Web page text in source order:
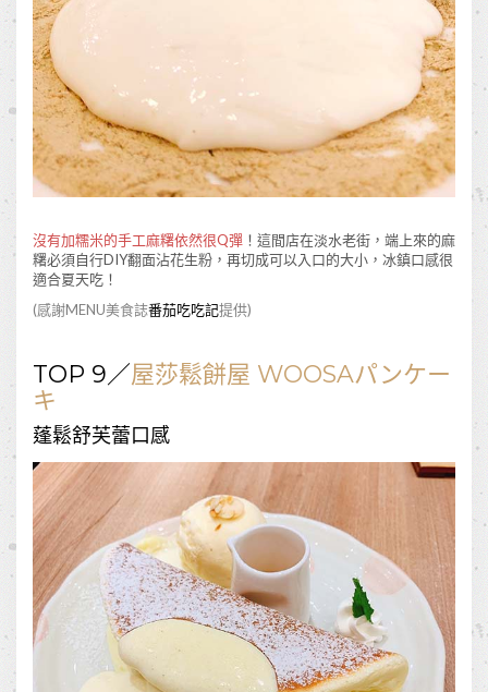
沒有加糯米的手工麻糬依然很Q彈 ！這間店在淡水老街，端上來的麻
糬必須自行DIY翻面沾花生粉，再切成可以入口的大小，冰鎮口感很
適合夏天吃！
(感謝MENU美食誌番茄吃吃記提供)
TOP 9／屋莎鬆餅屋 WOOSAパンケー
キ
蓬鬆舒芙蕾口感